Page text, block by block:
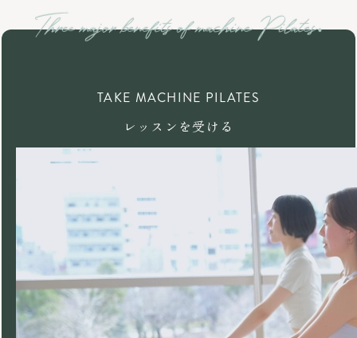
TAKE MACHINE PILATES
レッスンを受ける